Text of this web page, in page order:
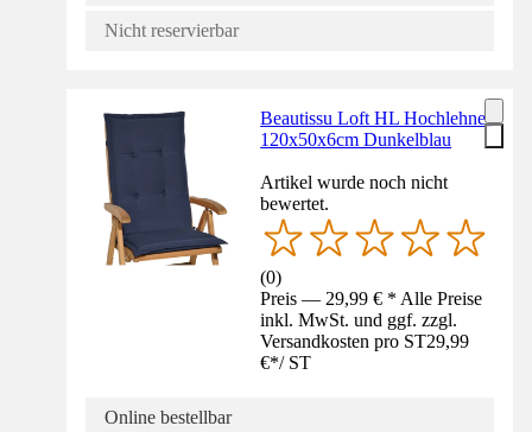
Nicht reservierbar
Beautissu Loft HL Hochlehner
120x50x6cm Dunkelblau
Artikel wurde noch nicht
bewertet.
(0)
Preis — 29,99 € * Alle Preise
inkl. MwSt. und ggf. zzgl.
Versandkosten pro ST29,99
€*/ ST
Online bestellbar